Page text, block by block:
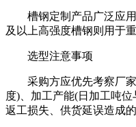
槽钢定制产品广泛应用
及以上高强度槽钢则用于
选型注意事项
采购方应优先考察厂家
度)、加工产能(日加工吨
返工损失、供货延误造成